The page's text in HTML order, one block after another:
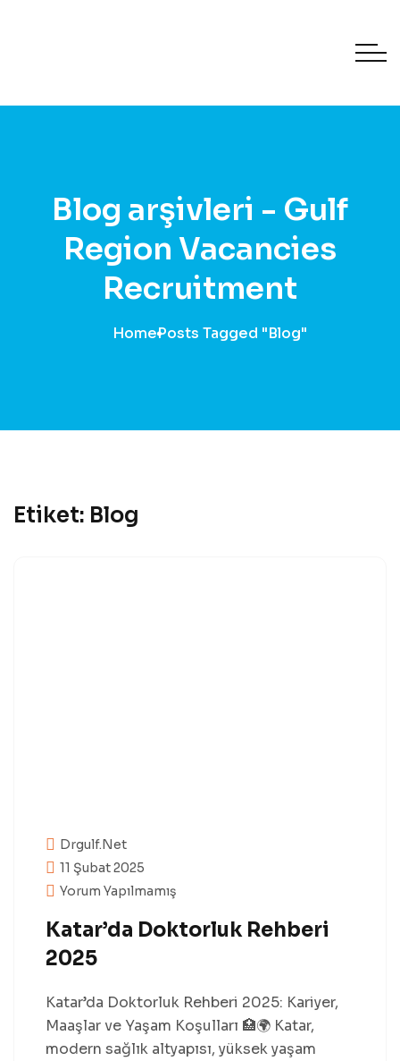
Blog arşivleri - Gulf
Region Vacancies
Recruitment
HomePosts Tagged "Blog"
Etiket: Blog
Drgulf.net
11 Şubat 2025
Yorum Yapılmamış
Katar’da Doktorluk Rehberi
2025
Katar’da Doktorluk Rehberi 2025: Kariyer,
Maaşlar ve Yaşam Koşulları 🏥🌍 Katar,
modern sağlık altyapısı, yüksek yaşam